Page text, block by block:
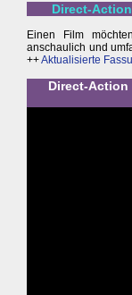
Direct-
Einen Film
anschaulich und
++Aktualisierte
Direct-Action